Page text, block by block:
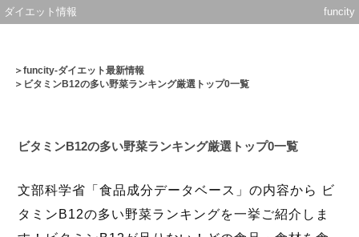
ダイエット情報 funcity
＞funcity-ダイエット最新情報
＞ビタミンB12の多い野菜ランキング厳選トップ0一覧
ビタミンB12の多い野菜ランキング厳選トップ0一覧
文部科学省「食品成分データベース」の内容から ビ
タミンB12の多い野菜ランキングを一挙ご紹介しま